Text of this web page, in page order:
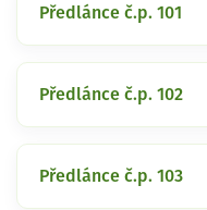
Předlánce č.p. 101
Předlánce č.p. 102
Předlánce č.p. 103